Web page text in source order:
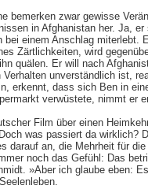
bemerken zwar gewisse
in Afghanistan her. Ja,
bei einem Anschlag
Zärtlichkeiten, wird
quälen. Er will nach
unverständlich ist,
erkennt, dass sich Ben in
verwüstete, nimmt er
Film über einen
was passiert da wirklich?
darauf an, die Mehrheit für
noch das Gefühl: Das
»Aber ich glaube eben: